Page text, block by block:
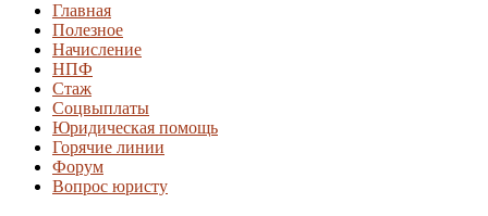
Главная
Полезное
Начисление
НПФ
Стаж
Соцвыплаты
Юридическая помощь
Горячие линии
Форум
Вопрос юристу